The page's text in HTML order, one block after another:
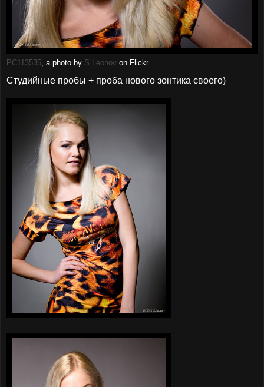
PC113535, a photo by S.Leonov on Flickr.
Студийные пробы + проба нового зонтика своего)